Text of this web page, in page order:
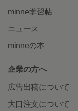
minne学習帖
ニュース
minneの本
企業の方へ
広告出稿について
大口注文について